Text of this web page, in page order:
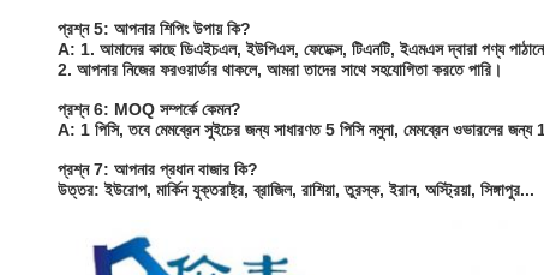
প্রশ্ন 5: আপনার শিপিং উপায় কি?
A: 1. আমাদের কাছে ডিএইচএল, ইউপিএস, ফেডেক্স, টিএনটি, ইএমএস দ্বারা পণ্য
2. আপনার নিজের ফরওয়ার্ডার থাকলে, আমরা তাদের সাথে সহযোগিতা করতে পারি।
প্রশ্ন 6: MOQ সম্পর্কে কেমন?
A: 1 পিসি, তবে মেমব্রেন সুইচের জন্য সাধারণত 5 পিসি নমুনা, মেমব্রেন ওভারলের জন্য
প্রশ্ন 7: আপনার প্রধান বাজার কি?
উত্তর: ইউরোপ, মার্কিন যুক্তরাষ্ট্র, ব্রাজিল, রাশিয়া, তুরস্ক, ইরান, অস্ট্রিয়া, সিঙ্গাপুর...